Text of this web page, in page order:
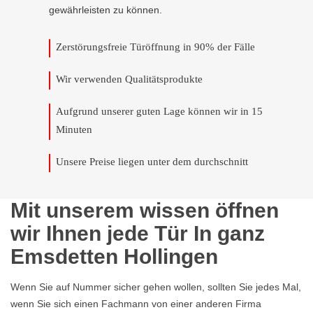
gewährleisten zu können.
Zerstörungsfreie Türöffnung in 90% der Fälle
Wir verwenden Qualitätsprodukte
Aufgrund unserer guten Lage können wir in 15
Minuten
Unsere Preise liegen unter dem durchschnitt
Mit unserem wissen öffnen
wir Ihnen jede Tür In ganz
Emsdetten Hollingen
Wenn Sie auf Nummer sicher gehen wollen, sollten Sie jedes Mal,
wenn Sie sich einen Fachmann von einer anderen Firma